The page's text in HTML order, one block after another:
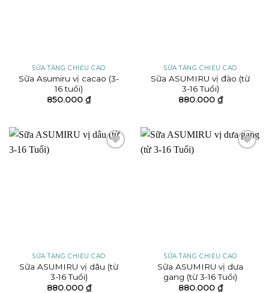
SỮA TĂNG CHIỀU CAO
Sữa Asumiru vị cacao (3-
16 tuổi)
850.000 ₫
SỮA TĂNG CHIỀU CAO
Sữa ASUMIRU vị đào (từ
3-16 Tuổi)
880.000 ₫
SỮA TĂNG CHIỀU CAO
Sữa ASUMIRU vị dâu (từ
3-16 Tuổi)
880.000 ₫
SỮA TĂNG CHIỀU CAO
Sữa ASUMIRU vị dưa
gang (từ 3-16 Tuổi)
880.000 ₫